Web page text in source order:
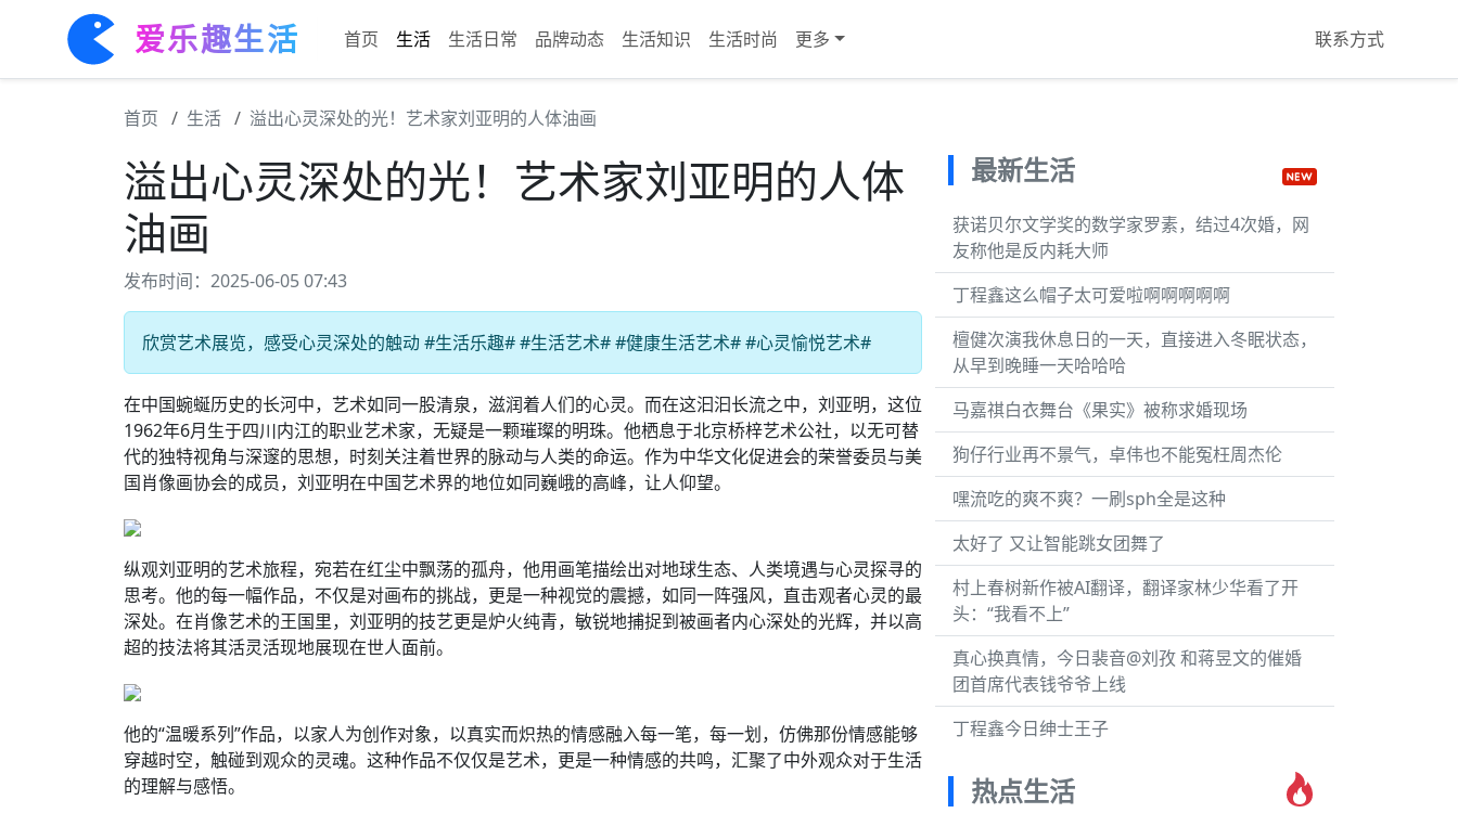
爱乐趣生活 首页 生活 生活日常 品牌动态 生活知识 生活时尚 更多 联系方式
首页 生活 溢出心灵深处的光！艺术家刘亚明的人体油画
溢出心灵深处的光！艺术家刘亚明的人体
油画
发布时间：2025-06-05 07:43
欣赏艺术展览，感受心灵深处的触动 #生活乐趣# #生活艺术# #健康生活艺术# #心灵愉悦艺术#
在中国蜿蜒历史的长河中，艺术如同一股清泉，滋润着人们的心灵。而在这汩汩长流之中，刘亚明，这位
1962年6月生于四川内江的职业艺术家，无疑是一颗璀璨的明珠。他栖息于北京桥梓艺术公社，以无可替
代的独特视角与深邃的思想，时刻关注着世界的脉动与人类的命运。作为中华文化促进会的荣誉委员与美
国肖像画协会的成员，刘亚明在中国艺术界的地位如同巍峨的高峰，让人仰望。
纵观刘亚明的艺术旅程，宛若在红尘中飘荡的孤舟，他用画笔描绘出对地球生态、人类境遇与心灵探寻的
思考。他的每一幅作品，不仅是对画布的挑战，更是一种视觉的震撼，如同一阵强风，直击观者心灵的最
深处。在肖像艺术的王国里，刘亚明的技艺更是炉火纯青，敏锐地捕捉到被画者内心深处的光辉，并以高
超的技法将其活灵活现地展现在世人面前。
他的“温暖系列”作品，以家人为创作对象，以真实而炽热的情感融入每一笔，每一划，仿佛那份情感能够
穿越时空，触碰到观众的灵魂。这种作品不仅仅是艺术，更是一种情感的共鸣，汇聚了中外观众对于生活
的理解与感悟。
最新生活
获诺贝尔文学奖的数学家罗素，结过4次婚，网
友称他是反内耗大师
丁程鑫这么帽子太可爱啦啊啊啊啊啊
檀健次演我休息日的一天，直接进入冬眠状态，
从早到晚睡一天哈哈哈
马嘉祺白衣舞台《果实》被称求婚现场
狗仔行业再不景气，卓伟也不能冤枉周杰伦
嘿流吃的爽不爽？一刷sph全是这种
太好了 又让智能跳女团舞了
村上春树新作被AI翻译，翻译家林少华看了开
头：“我看不上”
真心换真情，今日裴音@刘孜 和蒋昱文的催婚
团首席代表钱爷爷上线
丁程鑫今日绅士王子
热点生活